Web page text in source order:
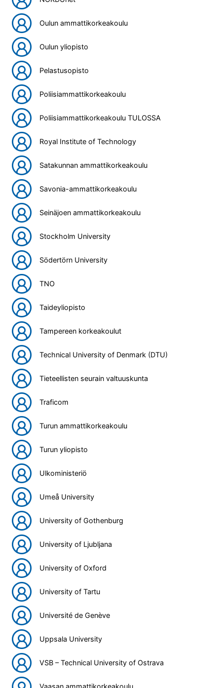
Oulun ammattikorkeakoulu
Oulun yliopisto
Pelastusopisto
Poliisiammattikorkeakoulu
Poliisiammattikorkeakoulu TULOSSA
Royal Institute of Technology
Satakunnan ammattikorkeakoulu
Savonia-ammattikorkeakoulu
Seinäjoen ammattikorkeakoulu
Stockholm University
Södertörn University
TNO
Taideyliopisto
Tampereen korkeakoulut
Technical University of Denmark (DTU)
Tieteellisten seurain valtuuskunta
Traficom
Turun ammattikorkeakoulu
Turun yliopisto
Ulkoministeriö
Umeå University
University of Gothenburg
University of Ljubljana
University of Oxford
University of Tartu
Université de Genève
Uppsala University
VSB – Technical University of Ostrava
Vaasan ammattikorkeakoulu